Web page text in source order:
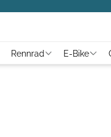
Rennrad E-Bike